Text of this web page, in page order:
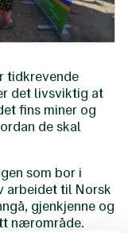
tidkrevende
det livsviktig at
fins miner og
de skal
som bor i
arbeidet til Norsk
gjenkjenne og
nærområde.